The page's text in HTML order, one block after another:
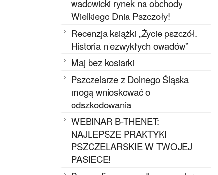
wadowicki rynek na obchody
Wielkiego Dnia Pszczoły!
Recenzja książki „Życie pszczół.
Historia niezwykłych owadów”
Maj bez kosiarki
Pszczelarze z Dolnego Śląska
mogą wnioskować o
odszkodowania
WEBINAR B-THENET:
NAJLEPSZE PRAKTYKI
PSZCZELARSKIE W TWOJEJ
PASIECE!